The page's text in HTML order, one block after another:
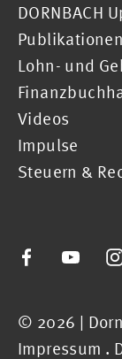
DORNBACH
Publikationen
Lohn- und
Videos
Impulse
Steuern &
© 2026 |
Impressum .